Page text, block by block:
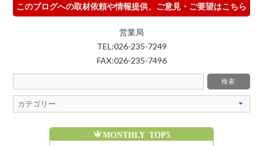
このブログへの取材依頼や情報提供、ご意見・ご要望はこちら
営業局
TEL:026-235-7249
FAX:026-235-7496